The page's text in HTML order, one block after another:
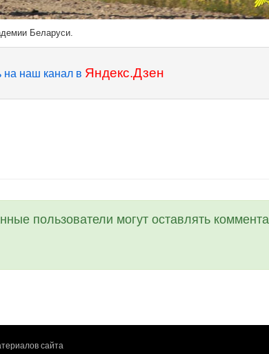
Беларуси.
на наш канал в Яндекс.Дзен
пользователи могут оставлять
сайта